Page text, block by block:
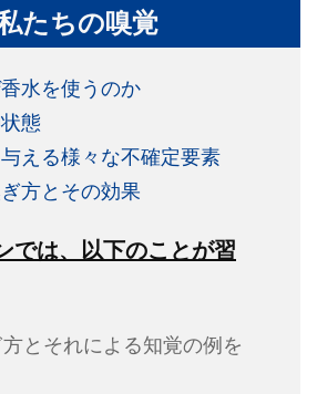
たちの嗅覚
水を使うのか
態
える様々な不確定要素
方とその効果
では、以下のことが習
とそれによる知覚の例を